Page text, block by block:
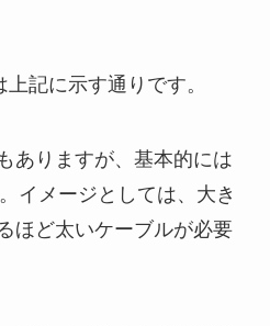
記に示す通りです。
ありますが、基本的には
イメージとしては、大き
ほど太いケーブルが必要